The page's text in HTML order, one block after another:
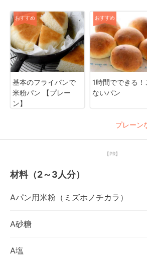
おすすめ
基本のフライパンで
米粉パン 【プレー
ン】
おすすめ
1時間でできる！
ないパン
プレーン
【PR】
材料（2～3人分）
Aパン用米粉（ミズホノチカラ）
A砂糖
A塩